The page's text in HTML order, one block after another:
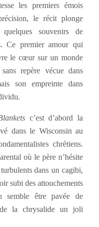
les premiers émois
le récit plonge
souvenirs de
Ce premier amour qui
le cœur sur un monde
repère vécue dans
son empreinte dans
c’est d’abord la
dans le Wisconsin au
chrétiens.
où le père n’hésite
dans un cagibi,
subi des attouchements
semble être pavée de
la chrysalide un joli